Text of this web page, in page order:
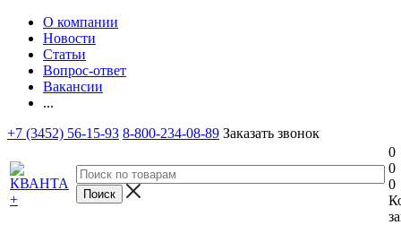
О компании
Новости
Статьи
Вопрос-ответ
Вакансии
...
+7 (3452) 56-15-93 8-800-234-08-89 Заказать звонок
0
0
0